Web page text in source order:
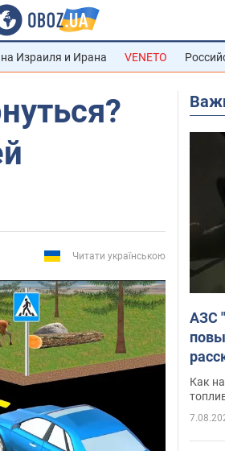
Израиля и Ирана VENETO
Читати українською
АЗС
Как